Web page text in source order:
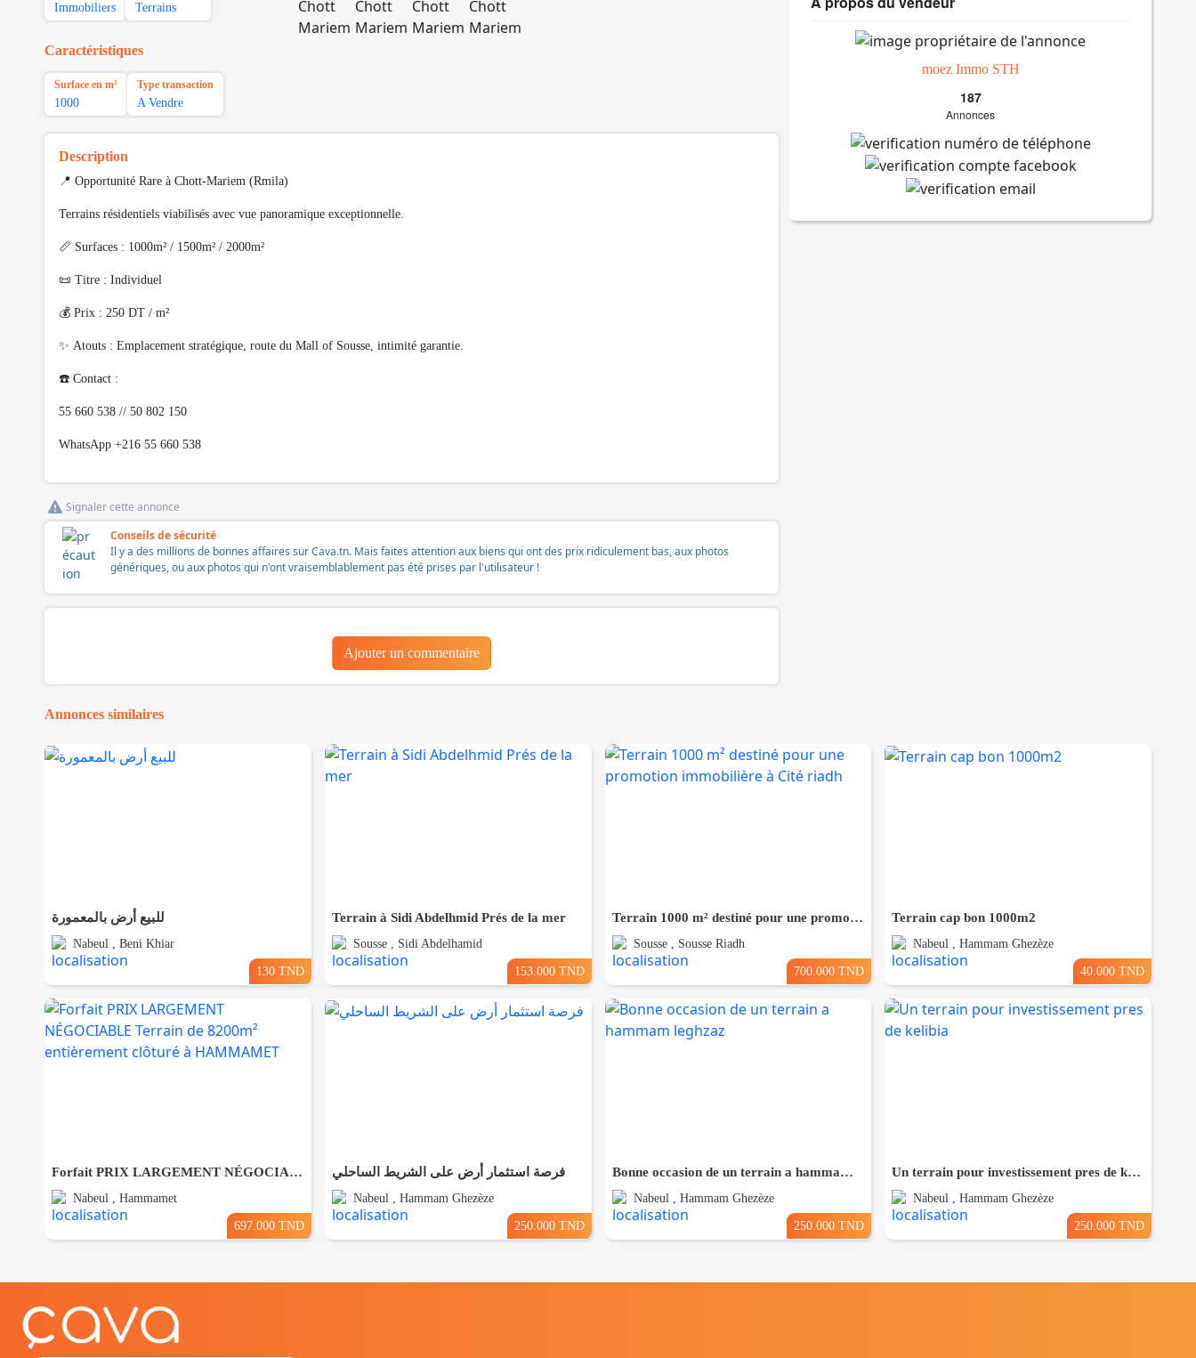
Immobiliers Terrains
Caractéristiques
Surface en m²
1000
Type transaction
A Vendre
Description
📍 Opportunité Rare à Chott-Mariem (Rmila)
​Terrains résidentiels viabilisés avec vue panoramique exceptionnelle.
​📏 Surfaces : 1000m² / 1500m² / 2000m²
​📜 Titre : Individuel
​💰 Prix : 250 DT / m²
​✨ Atouts : Emplacement stratégique, route du Mall of Sousse, intimité garantie.
​☎️ Contact :
55 660 538 // 50 802 150
WhatsApp +216 55 660 538
Signaler cette annonce
Conseils de sécurité
Il y a des millions de bonnes affaires sur Cava.tn. Mais faites attention aux biens qui ont des prix ridiculement bas, aux photos
génériques, ou aux photos qui n'ont vraisemblablement pas été prises par l'utilisateur !
Ajouter un commentaire
moez Immo STH
187
Annonces
Annonces similaires
للبيع أرض بالمعمورة
Nabeul , Beni Khiar
130 TND
Terrain à Sidi Abdelhmid Prés de la mer
Sousse , Sidi Abdelhamid
153.000 TND
Terrain 1000 m² destiné pour une promotion immobilière à Cité riadh
Sousse , Sousse Riadh
700.000 TND
Terrain cap bon 1000m2
Nabeul , Hammam Ghezèze
40.000 TND
Forfait PRIX LARGEMENT NÉGOCIABLE Terrain de 8200m² entièrement clôturé à HAMMAMET
Nabeul , Hammamet
697.000 TND
فرصة استثمار أرض على الشريط الساحلي
Nabeul , Hammam Ghezèze
250.000 TND
Bonne occasion de un terrain a hammam leghzaz
Nabeul , Hammam Ghezèze
250.000 TND
Un terrain pour investissement pres de kelibia
Nabeul , Hammam Ghezèze
250.000 TND